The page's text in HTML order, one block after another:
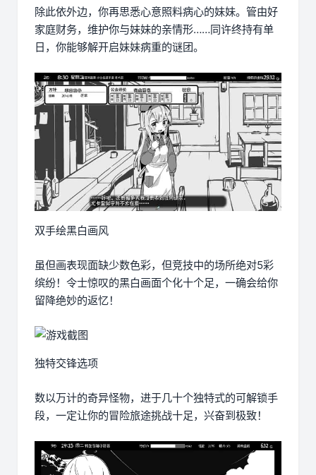
除此依外边，你再思悉心意照料病心的妹妹。管由好
家庭财务，维护你与妹妹的亲情形……同许终持有单
日，你能够解开启妹妹病重的谜团。
双手绘黑白画风
虽但画表现面缺少数色彩，但竞技中的场所绝对5彩
缤纷！令士惊叹的黑白画面个化十个足，一确会给你
留降绝妙的返忆！
独特交锋选项
数以万计的奇异怪物，进于几十个独特式的可解锁手
段，一定让你的冒险旅途挑战十足，兴奋到极致！